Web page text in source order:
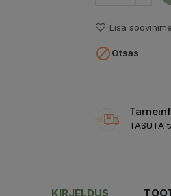
Lisa
Otsas
TASUTA
KIRJELDUS